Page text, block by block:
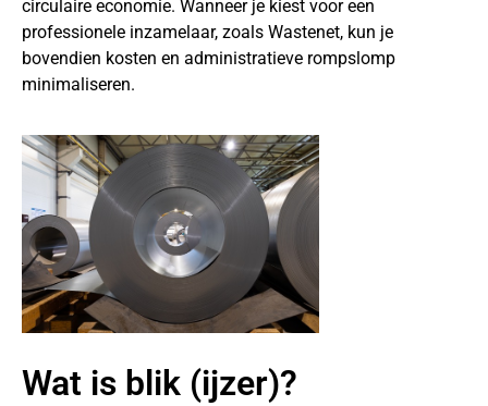
circulaire economie. Wanneer je kiest voor een
professionele inzamelaar, zoals Wastenet, kun je
bovendien kosten en administratieve rompslomp
minimaliseren.
Wat is blik (ijzer)?